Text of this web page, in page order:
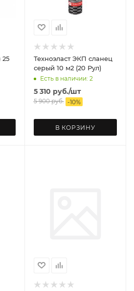
25
Техноэласт ЭКП сланец
серый 10 м2 (20 Рул)
Есть в наличии: 2
5 310 руб./шт
5 900руб. -10%
В КОРЗИНУ